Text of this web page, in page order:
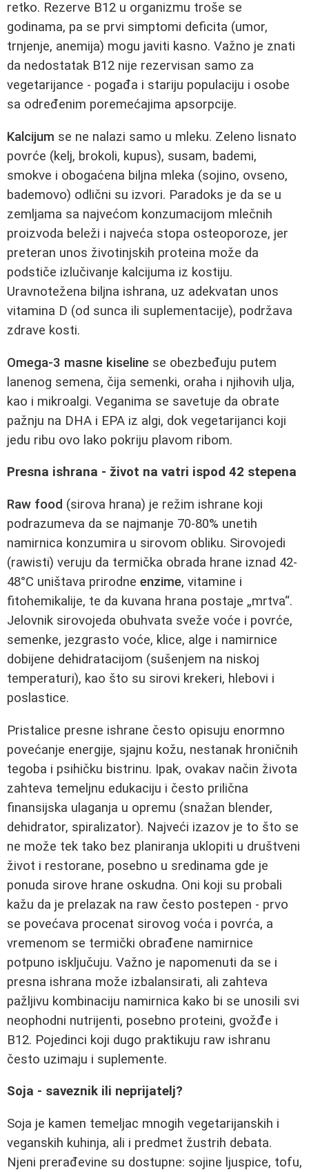
retko. Rezerve B12 u organizmu troše se
godinama, pa se prvi simptomi deficita (umor,
trnjenje, anemija) mogu javiti kasno. Važno je znati
da nedostatak B12 nije rezervisan samo za
vegetarijance - pogađa i stariju populaciju i osobe
sa određenim poremećajima apsorpcije.
Kalcijum se ne nalazi samo u mleku. Zeleno lisnato
povrće (kelj, brokoli, kupus), susam, bademi,
smokve i obogaćena biljna mleka (sojino, ovseno,
bademovo) odlični su izvori. Paradoks je da se u
zemljama sa najvećom konzumacijom mlečnih
proizvoda beleži i najveća stopa osteoporoze, jer
preteran unos životinjskih proteina može da
podstiče izlučivanje kalcijuma iz kostiju.
Uravnotežena biljna ishrana, uz adekvatan unos
vitamina D (od sunca ili suplementacije), podržava
zdrave kosti.
Omega-3 masne kiseline se obezbeđuju putem
lanenog semena, čija semenki, oraha i njihovih ulja,
kao i mikroalgi. Veganima se savetuje da obrate
pažnju na DHA i EPA iz algi, dok vegetarijanci koji
jedu ribu ovo lako pokriju plavom ribom.
Presna ishrana - život na vatri ispod 42 stepena
Raw food (sirova hrana) je režim ishrane koji
podrazumeva da se najmanje 70-80% unetih
namirnica konzumira u sirovom obliku. Sirovojedi
(rawisti) veruju da termička obrada hrane iznad 42-
48°C uništava prirodne enzime, vitamine i
fitohemikalije, te da kuvana hrana postaje „mrtva“.
Jelovnik sirovojeda obuhvata sveže voće i povrće,
semenke, jezgrasto voće, klice, alge i namirnice
dobijene dehidratacijom (sušenjem na niskoj
temperaturi), kao što su sirovi krekeri, hlebovi i
poslastice.
Pristalice presne ishrane često opisuju enormno
povećanje energije, sjajnu kožu, nestanak hroničnih
tegoba i psihičku bistrinu. Ipak, ovakav način života
zahteva temeljnu edukaciju i često prilična
finansijska ulaganja u opremu (snažan blender,
dehidrator, spiralizator). Najveći izazov je to što se
ne može tek tako bez planiranja uklopiti u društveni
život i restorane, posebno u sredinama gde je
ponuda sirove hrane oskudna. Oni koji su probali
kažu da je prelazak na raw često postepen - prvo
se povećava procenat sirovog voća i povrća, a
vremenom se termički obrađene namirnice
potpuno isključuju. Važno je napomenuti da se i
presna ishrana može izbalansirati, ali zahteva
pažljivu kombinaciju namirnica kako bi se unosili svi
neophodni nutrijenti, posebno proteini, gvožđe i
B12. Pojedinci koji dugo praktikuju raw ishranu
često uzimaju i suplemente.
Soja - saveznik ili neprijatelj?
Soja je kamen temeljac mnogih vegetarijanskih i
veganskih kuhinja, ali i predmet žustrih debata.
Njeni prerađevine su dostupne: sojine ljuspice, tofu,